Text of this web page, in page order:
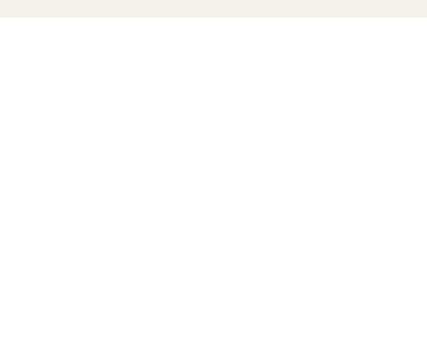
裂果、柔らかいなどの訳ありの商品になります。
る可能性があります。
い日がある場合は事前にご連絡ください